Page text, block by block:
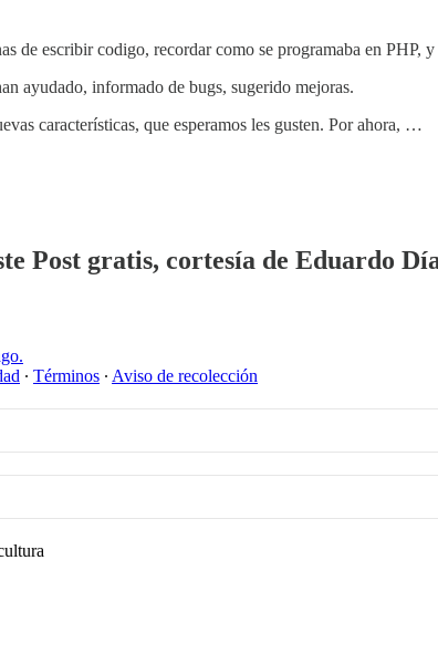
de escribir codigo, recordar como se programaba en
ayudado, informado de bugs, sugerido mejoras.
características, que esperamos les gusten. Por ahora, …
Post gratis, cortesía de Eduardo
∙ Términos ∙ Aviso de recolección